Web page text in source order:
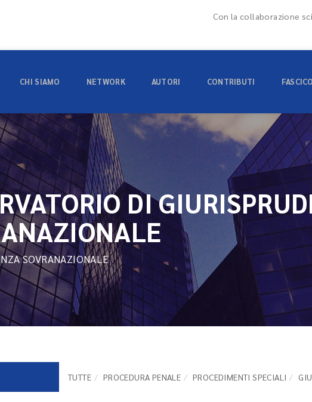
Con la collaborazione
CHI SIAMO NETWORK AUTORI CONTRIBUTI
DI
SOVRANAZIONALE
TUTTE PROCEDURA PENALE PROCEDIMENTI SPECIALI